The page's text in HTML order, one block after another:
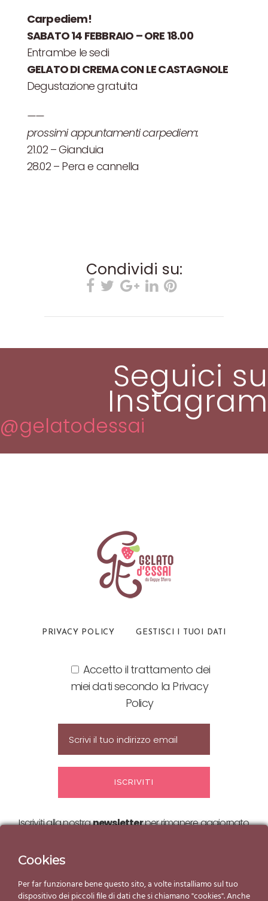
Carpediem!
SABATO 14 FEBBRAIO – ORE 18.00
Entrambe le sedi
GELATO DI CREMA CON LE CASTAGNOLE
Degustazione gratuita
——
prossimi appuntamenti carpediem:
21.02 – Gianduia
28.02 – Pera e cannella
Condividi su:
Seguici su
Instagram
@gelatodessai
PRIVACY POLICY GESTISCI I TUOI DATI
Accetto il trattamento dei
miei dati secondo la Privacy
Policy
Iscriviti alla nostranewsletterper rimanere aggiornato
Cookies
Per far funzionare bene questo sito, a volte installiamo sul tuo
dispositivo dei piccoli file di dati che si chiamano "cookies". Anche